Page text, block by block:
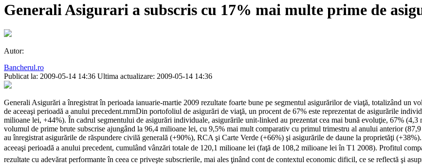
Generali Asigurari a subscris cu 17% mai multe prime de
Autor:
Bancherul.ro
Publicat la: 2009-05-14 14:36 Ultima actualizare: 2009-05-14 14:36
Generali Asigurări a înregistrat în perioada ianuarie-martie 2009 rezultate foarte bune pe segmentul asigurărilor de viaţă, totalizând un
de aceeaşi perioadă a anului precedent.rnrnDin portofoliul de asigurări de viaţă, un procent de 67% este reprezentat de asigurările
milioane lei, +44%). În cadrul segmentului de asigurări individuale, asigurările unit-linked au prezentat cea mai bună evoluţie, 67%
volumul de prime brute subscrise ajungând la 96,4 milioane lei, cu 9,5% mai mult comparativ cu primul trimestru al anului anterior
au înregistrat asigurările de răspundere civilă generală (+90%), RCA şi Carte Verde (+66%) şi asigurările de daune la proprietăţi
aceeaşi perioadă a anului precedent, cumulând vânzări totale de 120,1 milioane lei (faţă de 108,2 milioane lei în T1 2008). Profitul
rezultate cu adevărat performante în ceea ce priveşte subscrierile, mai ales ţinând cont de contextul economic dificil, ce se reflectă şi